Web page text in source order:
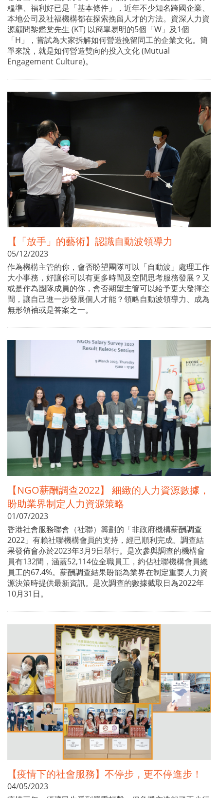
糧準、福利好已是「基本條件」，近年不少知名跨國企業、
本地公司及社福機構都在探索挽留人才的方法。資深人力資
源顧問黎鑑棠先生 (KT) 以簡單易明的5個「W」及1個
「H」，嘗試為大家拆解如何營造挽留同工的企業文化。簡
單來說，就是如何營造雙向的投入文化 (Mutual
Engagement Culture)。
【「放手」的藝術】認識自動波領導力
05/12/2023
作為機構主管的你，會否盼望團隊可以「自動波」處理工作
大小事務，好讓你可以有更多時間及空間思考服務發展？又
或是作為團隊成員的你，會否期望主管可以給予更大發揮空
間，讓自己進一步發展個人才能？領略自動波領導力、成為
無形領袖或是答案之一。
【NGO薪酬調查2022】 細緻的人力資源數據，
盼助業界制定人力資源策略
01/07/2023
香港社會服務聯會（社聯）籌劃的「非政府機構薪酬調查
2022」有賴社聯機構會員的支持，經已順利完成。調查結
果發佈會亦於2023年3月9日舉行。是次參與調查的機構會
員有132間，涵蓋52,114位全職員工，約佔社聯機構會員總
員工的67.4%。薪酬調查結果盼能為業界在制定重要人力資
源決策時提供最新資訊。是次調查的數據截取日為2022年
10月31日。
【疫情下的社會服務】不停步，更不停進步！
04/05/2023